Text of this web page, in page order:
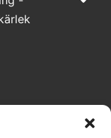
förbehålls